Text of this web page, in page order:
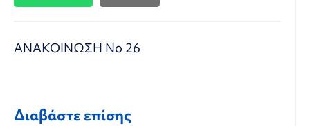
ΑΝΑΚΟΙΝΩΣΗ Νο 26
Διαβάστε επίσης